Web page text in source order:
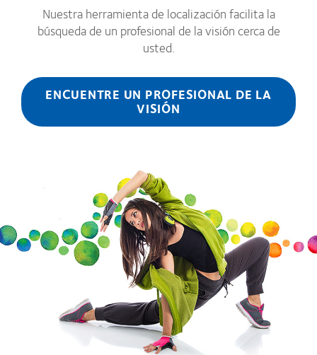
Nuestra herramienta de localización facilita la
búsqueda de un profesional de la visión cerca de
usted.
ENCUENTRE UN PROFESIONAL DE LA
VISIÓN